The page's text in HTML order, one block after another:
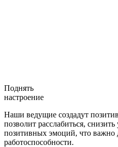
Поднять
настроение
Наши ведущие создадут
позволит расслабиться, снизить
позитивных эмоций, что важно
работоспособности.